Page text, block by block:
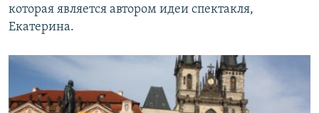
которая является автором идеи спектакля,
Екатерина.